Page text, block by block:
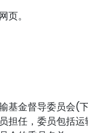
页。
基金督导委员会
担任，委员包括